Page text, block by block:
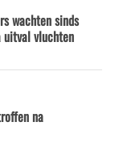
wachten sinds
uitval vluchten
na